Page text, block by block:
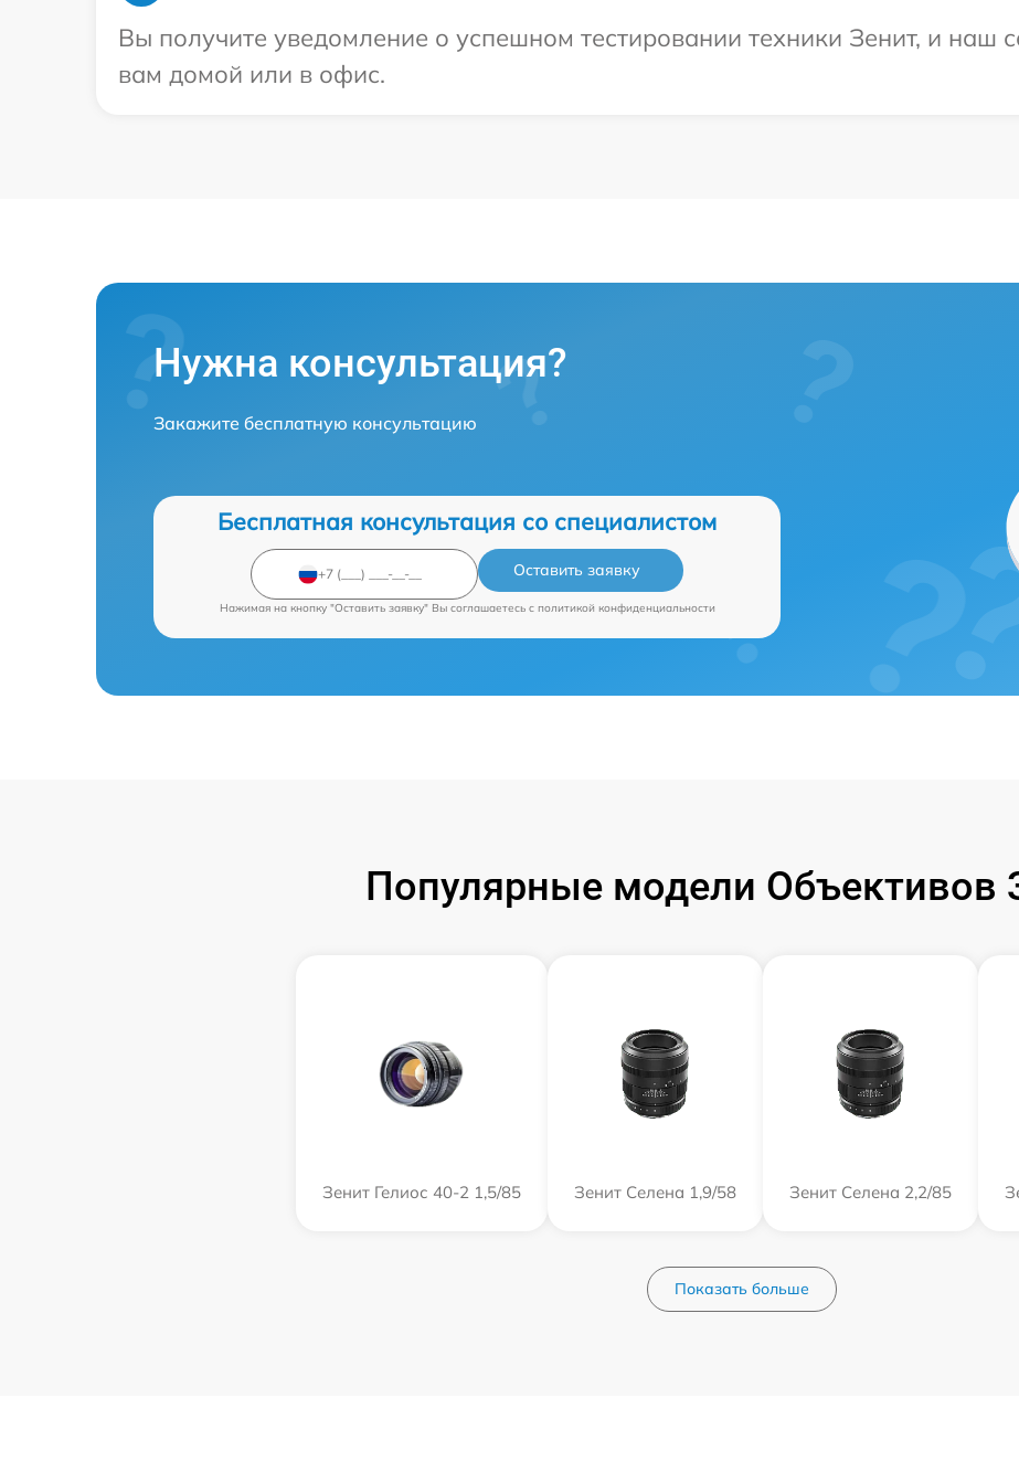
Вы получите уведомление о успешном тестировании техники Зенит, и наш
вам домой или в офис.
Нужна консультация?
Закажите бесплатную консультацию
Бесплатная консультация со специалистом
Оставить заявку
Нажимая на кнопку "Оставить заявку" Вы соглашаетесь c политикой конфиденциальности
Популярные модели Объективов
Зенит Гелиос 40-2 1,5/85 Зенит Селена 1,9/58 Зенит Селена 2,2/85
Показать больше